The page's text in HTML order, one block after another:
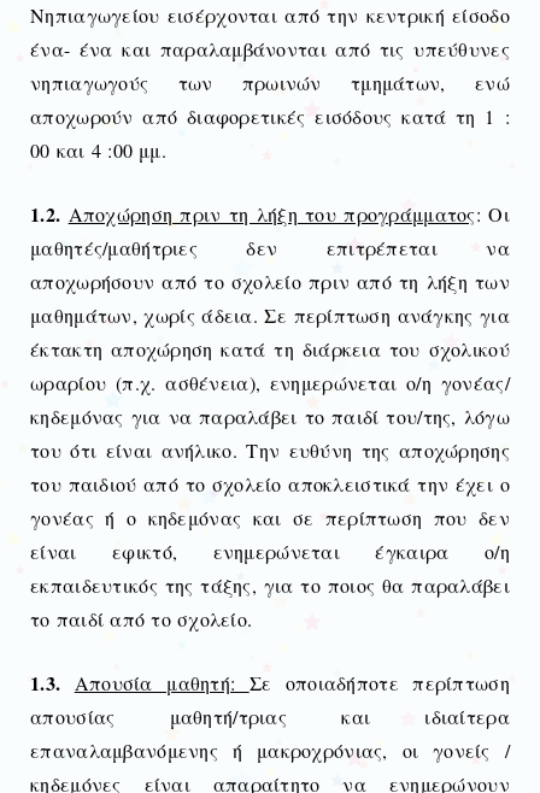
Νηπιαγωγείου εισέρχονται από την κεντρική είσοδο
ένα- ένα και παραλαμβάνονται από τις υπεύθυνες
νηπιαγωγούς των πρωινών τμημάτων, ενώ
αποχωρούν από διαφορετικές εισόδους κατά τη 1 :
00 και 4 :00 μμ.
1.2. Αποχώρηση πριν τη λήξη του προγράμματος: Οι
μαθητές/μαθήτριες δεν επιτρέπεται να
αποχωρήσουν από το σχολείο πριν από τη λήξη των
μαθημάτων, χωρίς άδεια. Σε περίπτωση ανάγκης για
έκτακτη αποχώρηση κατά τη διάρκεια του σχολικού
ωραρίου (π.χ. ασθένεια), ενημερώνεται ο/η γονέας/
κηδεμόνας για να παραλάβει το παιδί του/της, λόγω
του ότι είναι ανήλικο. Την ευθύνη της αποχώρησης
του παιδιού από το σχολείο αποκλειστικά την έχει ο
γονέας ή ο κηδεμόνας και σε περίπτωση που δεν
είναι εφικτό, ενημερώνεται έγκαιρα ο/η
εκπαιδευτικός της τάξης, για το ποιος θα παραλάβει
το παιδί από το σχολείο.
1.3. Απουσία μαθητή: Σε οποιαδήποτε περίπτωση
απουσίας μαθητή/τριας και ιδιαίτερα
επαναλαμβανόμενης ή μακροχρόνιας, οι γονείς /
κηδεμόνες είναι απαραίτητο να ενημερώνουν